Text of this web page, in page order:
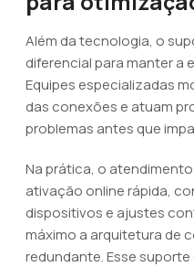
Além da tecnologia, o
diferencial para manter a
Equipes especializadas
das conexões e atuam
problemas antes que
Na prática, o
ativação online rápida,
dispositivos e ajustes
máximo a arquitetura de
redundante. Esse